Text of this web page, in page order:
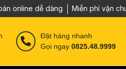
online dễ dàng Miễn phí vận
Đặt hàng nhanh
Gọi ngay0825.48.9999